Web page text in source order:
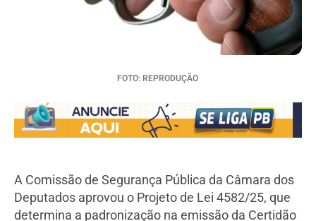
FOTO: REPRODUÇÃO
A Comissão de Segurança Pública da Câmara dos
Deputados aprovou o Projeto de Lei 4582/25, que
determina a padronização na emissão da Certidão